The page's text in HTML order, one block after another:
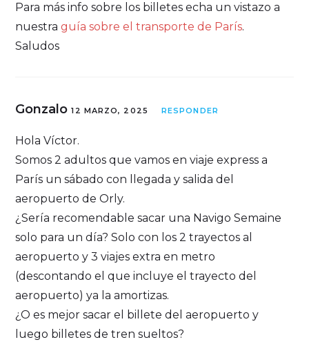
Para más info sobre los billetes echa un vistazo a
nuestraguía sobre el transporte de París.
Saludos
Gonzalo12 MARZO, 2025 RESPONDER
Hola Víctor.
Somos 2 adultos que vamos en viaje express a
París un sábado con llegada y salida del
aeropuerto de Orly.
¿Sería recomendable sacar una Navigo Semaine
solo para un día? Solo con los 2 trayectos al
aeropuerto y 3 viajes extra en metro
(descontando el que incluye el trayecto del
aeropuerto) ya la amortizas.
¿O es mejor sacar el billete del aeropuerto y
luego billetes de tren sueltos?